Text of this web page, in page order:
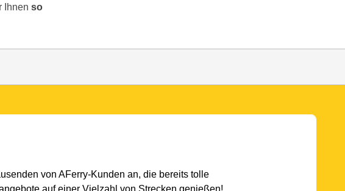
Ihnen so
von AFerry-Kunden an, die bereits tolle
auf einer Vielzahl von Strecken genießen!